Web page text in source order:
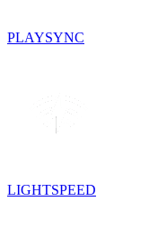
PLAYSYNC
LIGHTSPEED